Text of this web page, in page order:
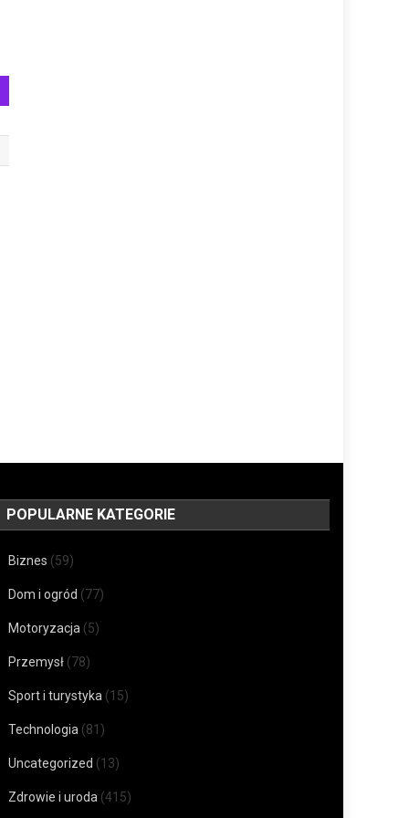
POPULARNE KATEGORIE
Biznes (59)
Dom i ogród (77)
Motoryzacja (5)
Przemysł(78)
Sport i turystyka (15)
Technologia (81)
Uncategorized (13)
Zdrowie i uroda (415)